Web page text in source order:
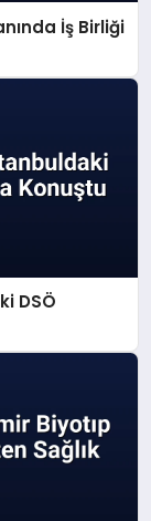
İş Birliği
DSÖ